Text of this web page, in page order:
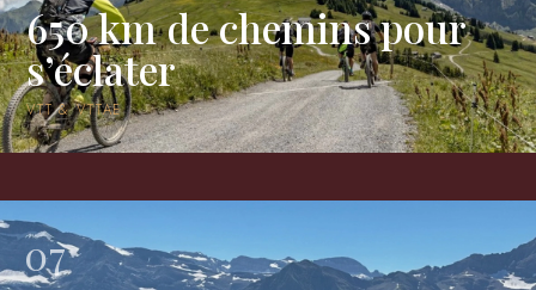
650 km de chemins pour
s’éclater
VTT & VTTAE
07